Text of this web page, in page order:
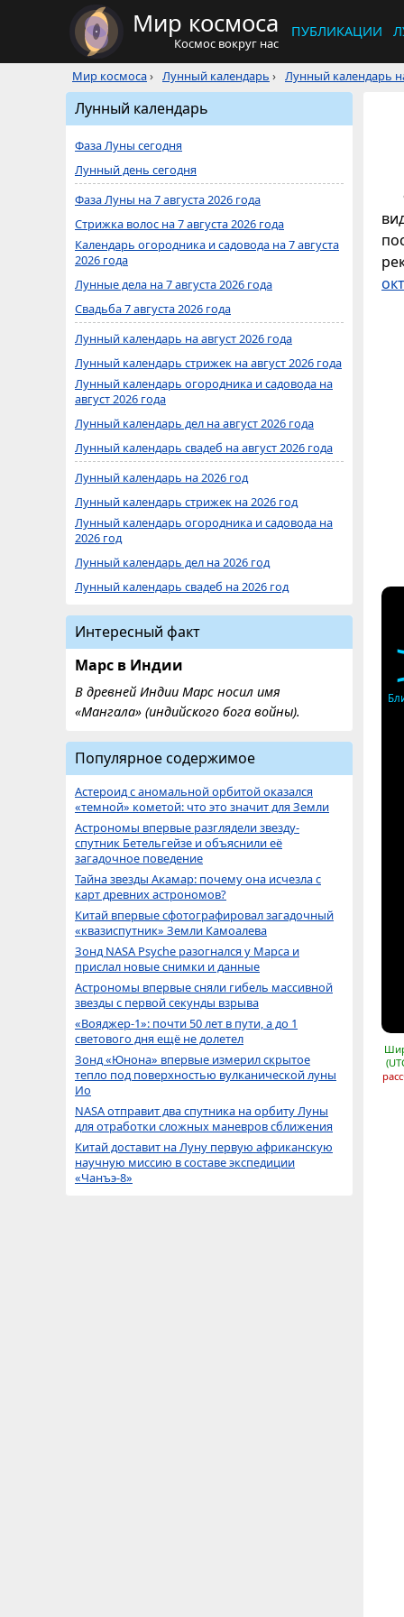
Мир космоса
Космос вокруг нас
ПУБЛИКАЦИИ
Мир космоса› Лунный календарь › Лунный календарь
Лунный календарь
Фаза Луны сегодня
Лунный день сегодня
Фаза Луны на 7 августа 2026 года
Стрижка волос на 7 августа 2026 года
Календарь огородника и садовода на 7 августа
2026 года
Лунные дела на 7 августа 2026 года
Свадьба 7 августа 2026 года
Лунный календарь на август 2026 года
Лунный календарь стрижек на август 2026 года
Лунный календарь огородника и садовода на
август 2026 года
Лунный календарь дел на август 2026 года
Лунный календарь свадеб на август 2026 года
Лунный календарь на 2026 год
Лунный календарь стрижек на 2026 год
Лунный календарь огородника и садовода на
2026 год
Лунный календарь дел на 2026 год
Лунный календарь свадеб на 2026 год
Интересный факт
Марс в Индии
В древней Индии Марс носил имя
«Мангала» (индийского бога войны).
Популярное содержимое
Астероид с аномальной орбитой оказался
«темной» кометой: что это значит для Земли
Астрономы впервые разглядели звезду-
спутник Бетельгейзе и объяснили её
загадочное поведение
Тайна звезды Акамар: почему она исчезла с
карт древних астрономов?
Китай впервые сфотографировал загадочный
«квазиспутник» Земли Камоалева
Зонд NASA Psyche разогнался у Марса и
прислал новые снимки и данные
Астрономы впервые сняли гибель массивной
звезды с первой секунды взрыва
«Вояджер-1»: почти 50 лет в пути, а до 1
светового дня ещё не долетел
Зонд «Юнона» впервые измерил скрытое
тепло под поверхностью вулканической луны
Ио
NASA отправит два спутника на орбиту Луны
для отработки сложных маневров сближения
Китай доставит на Луну первую африканскую
научную миссию в составе экспедиции
«Чанъэ-8»